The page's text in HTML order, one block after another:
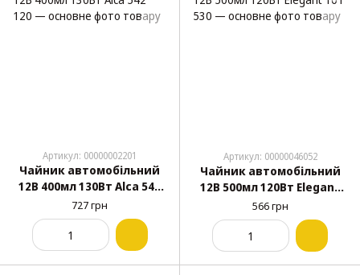
Артикул: 00000002201
Чайник автомобільний
12В 400мл 130Вт Alca 542
120
727 грн
Артикул: 00000046052
Чайник автомобільний
12В 500мл 120Вт Elegant
101 530
566 грн